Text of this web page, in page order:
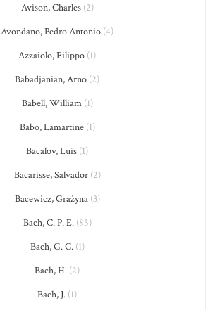
Avison, Charles(2)
Avondano, Pedro Antonio (4)
Azzaiolo, Filippo (1)
Babadjanian, Arno (2)
Babell, William(1)
Babo, Lamartine(1)
Bacalov, Luis (1)
Bacarisse, Salvador(2)
Bacewicz, Grażyna(3)
Bach, C. P. E.(85)
Bach, G. C.(1)
Bach, H. (2)
Bach, J. (1)